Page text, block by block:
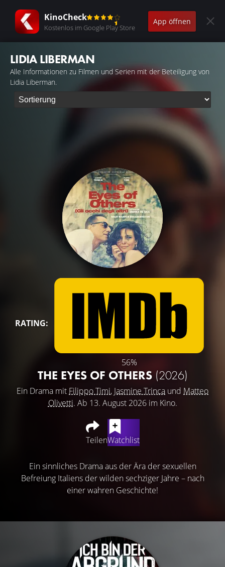
KinoCheck
Kostenlos im Google Play Store
App öffnen
LIDIA LIBERMAN
Alle Informationen zu Filmen und Serien mit der Beteiligung von
Lidia Liberman.
RATING:
56%
THE EYES OF OTHERS (2026)
Ein Drama mit Filippo Timi, Jasmine Trinca und Matteo
Olivetti. Ab 13. August 2026 im Kino.
TeilenWatchlist
Ein sinnliches Drama aus der Ära der sexuellen
Befreiung Italiens der wilden sechziger Jahre – nach
einer wahren Geschichte!